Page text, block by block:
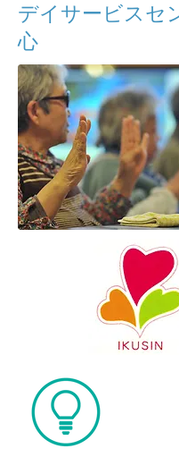
デイサービスセ
心